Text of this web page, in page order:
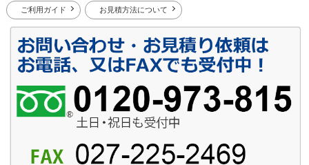
ご利用ガイド お見積方法について